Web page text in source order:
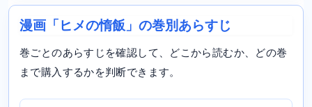
漫画「ヒメの惰飯」の巻別あらすじ
巻ごとのあらすじを確認して、どこから読むか、どの巻
まで購入するかを判断できます。